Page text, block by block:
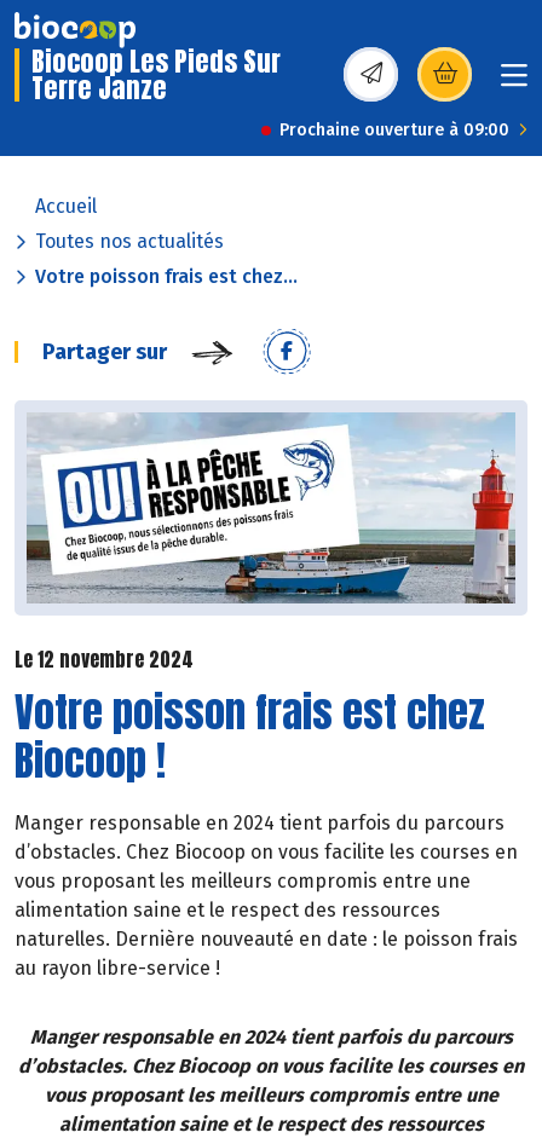
Biocoop Les Pieds Sur
Terre Janze (s’ouvre dans une
Prochaine ouverture à 09:00
Accueil
Toutes nos actualités
Votre poisson frais est chez...
Partager sur
Le 12 novembre 2024
Votre poisson frais est chez
Biocoop !
Manger responsable en 2024 tient parfois du parcours
d’obstacles. Chez Biocoop on vous facilite les courses en
vous proposant les meilleurs compromis entre une
alimentation saine et le respect des ressources
naturelles. Dernière nouveauté en date : le poisson frais
au rayon libre-service !
Manger responsable en 2024 tient parfois du parcours
d’obstacles. Chez Biocoop on vous facilite les courses en
vous proposant les meilleurs compromis entre une
alimentation saine et le respect des ressources